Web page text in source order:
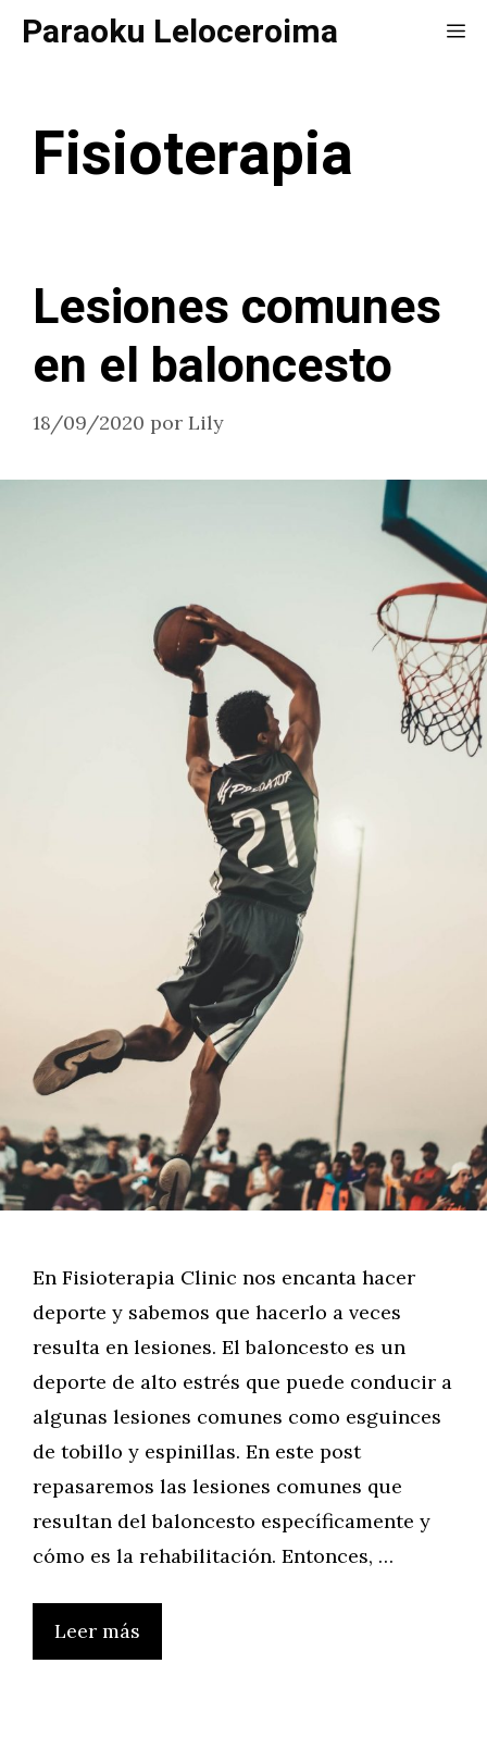
SaltarParaoku Leloceroima
Fisioterapia
Lesiones comunes
en el baloncesto
18/09/2020 por Lily
En Fisioterapia Clinic nos encanta hacer
deporte y sabemos que hacerlo a veces
resulta en lesiones. El baloncesto es un
deporte de alto estrés que puede conducir a
algunas lesiones comunes como esguinces
de tobillo y espinillas. En este post
repasaremos las lesiones comunes que
resultan del baloncesto específicamente y
cómo es la rehabilitación. Entonces, …
Leer más